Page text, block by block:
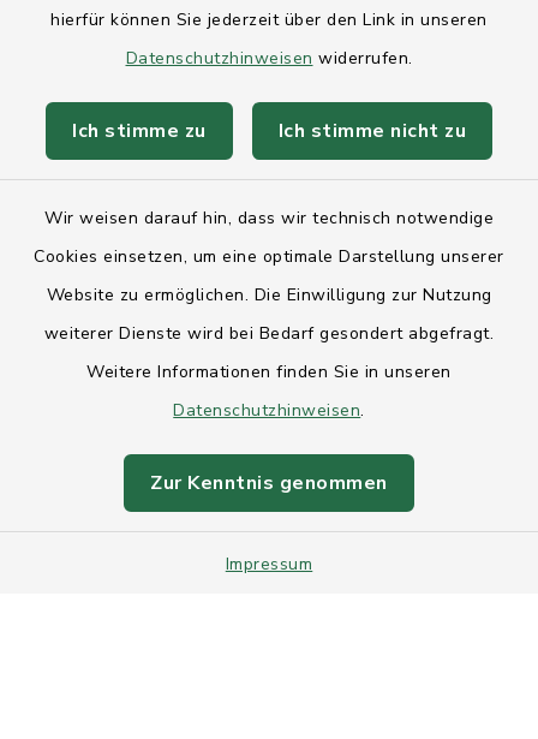
hierfür können Sie jederzeit über den Link in unseren
Datenschutzhinweisen widerrufen.
Ich stimme zu Ich stimme nicht zu
Wir weisen darauf hin, dass wir technisch notwendige
Cookies einsetzen, um eine optimale Darstellung unserer
Website zu ermöglichen. Die Einwilligung zur Nutzung
weiterer Dienste wird bei Bedarf gesondert abgefragt.
Weitere Informationen finden Sie in unseren
Datenschutzhinweisen.
Zur Kenntnis genommen
Impressum
AktivRegion Mittelholstein
Anfahrt
Datenschutz
Sitemap
Intranet